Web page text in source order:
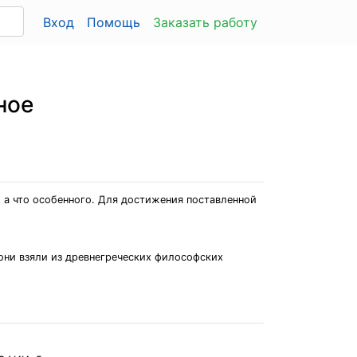
Вход Помощь Заказать работу
что особенного. Для достижения поставленной
взяли из древнегреческих философских